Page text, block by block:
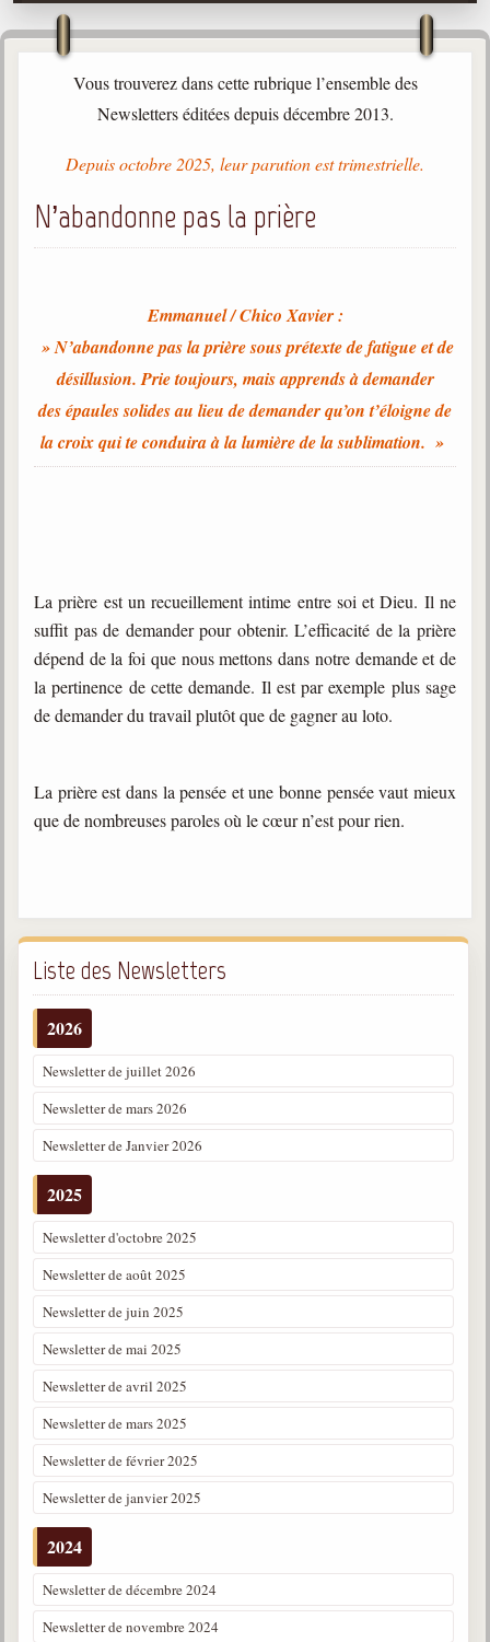
Les hommes
Les fondateurs
Allan Kardec
1846-1927
Gabriel Delanne
1857-1926
Divaldo Franco
1927-2025
Bibliothèque
Ouvrages
Journal trimestriel
Newsletters
trimestrielles
Sujets du mois
Maximes
Enseignement
Cours dispensés au Centre
L'Agora
Consultez les réponses
Posez votre question
Galerie
Photos et vidéoscope
Galerie photos
Vidéoscope
Filmothèque
Les Illustrés
Vidéos courtes de Divaldo
Liens spirites
Centres spirites
France
Liste des Newsletters
2026
Newsletter de juillet 2026
Newsletter de mars 2026
Newsletter de Janvier 2026
2025
Newsletter d'octobre 2025
Newsletter de août 2025
Newsletter de juin 2025
Newsletter de mai 2025
Newsletter de avril 2025
Newsletter de mars 2025
Newsletter de février 2025
Newsletter de janvier 2025
2024
Newsletter de décembre 2024
Newsletter de novembre 2024
Vous trouverez dans cette rubrique l’ensemble des
Newsletters éditées depuis décembre 2013.
Depuis octobre 2025, leur parution est trimestrielle.
N’abandonne pas la prière
Emmanuel / Chico Xavier :
» N’abandonne pas la prière sous prétexte de fatigue et de
désillusion. Prie toujours, mais apprends à demander
des épaules solides au lieu de demander qu’on t’éloigne de
la croix qui te conduira à la lumière de la sublimation. »
La prière est un recueillement intime entre soi et Dieu. Il ne
suffit pas de demander pour obtenir. L’efficacité de la prière
dépend de la foi que nous mettons dans notre demande et de
la pertinence de cette demande. Il est par exemple plus sage
de demander du travail plutôt que de gagner au loto.
La prière est dans la pensée et une bonne pensée vaut mieux
que de nombreuses paroles où le cœur n’est pour rien.